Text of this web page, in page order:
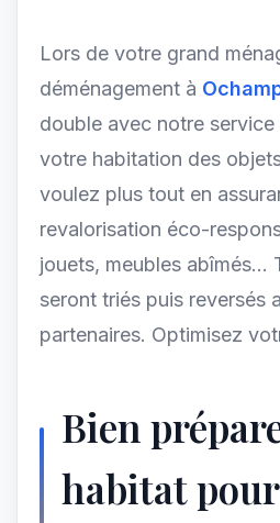
Lors de votre grand
déménagement à
double avec notre
votre habitation des
voulez plus tout en
revalorisation éco-
jouets, meubles abîmés...
seront triés puis reversés
partenaires. Optimisez
Bien
habitat